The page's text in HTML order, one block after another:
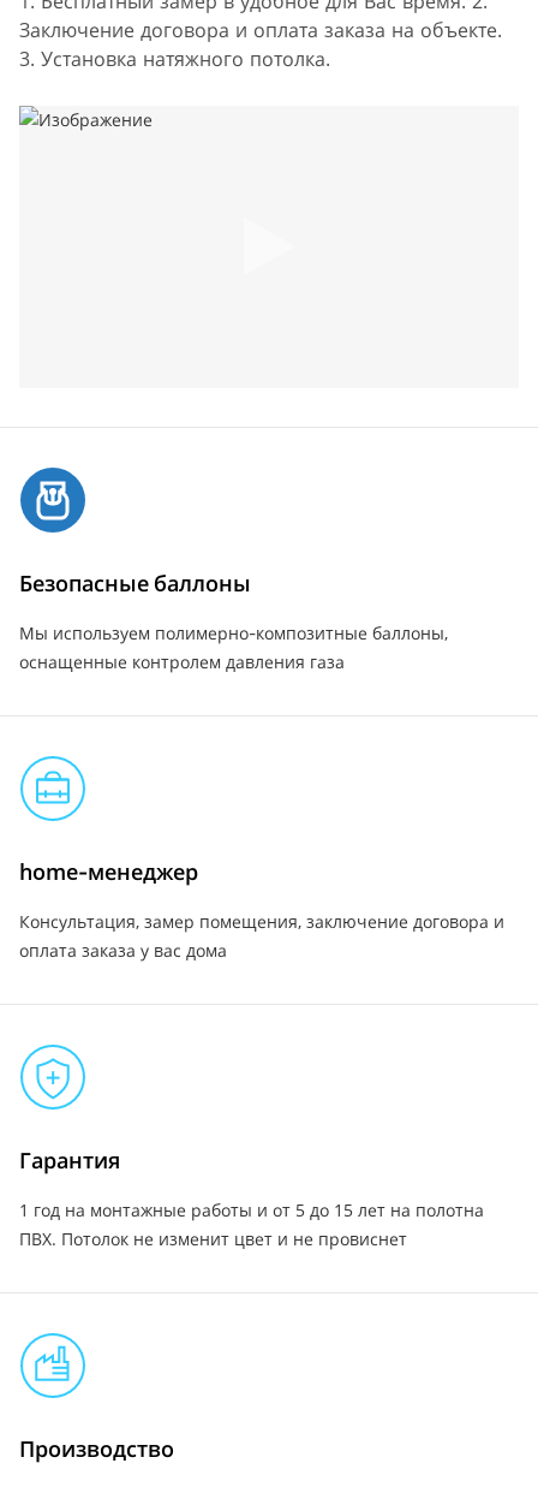
Заключение договора и оплата заказа на объекте.
3. Установка натяжного потолка.
Безопасные баллоны
Мы используем полимерно-композитные баллоны,
оснащенные контролем давления газа
home-менеджер
Консультация, замер помещения, заключение договора и
оплата заказа у вас дома
Гарантия
1 год на монтажные работы и от 5 до 15 лет на полотна
ПВХ. Потолок не изменит цвет и не провиснет
Производство